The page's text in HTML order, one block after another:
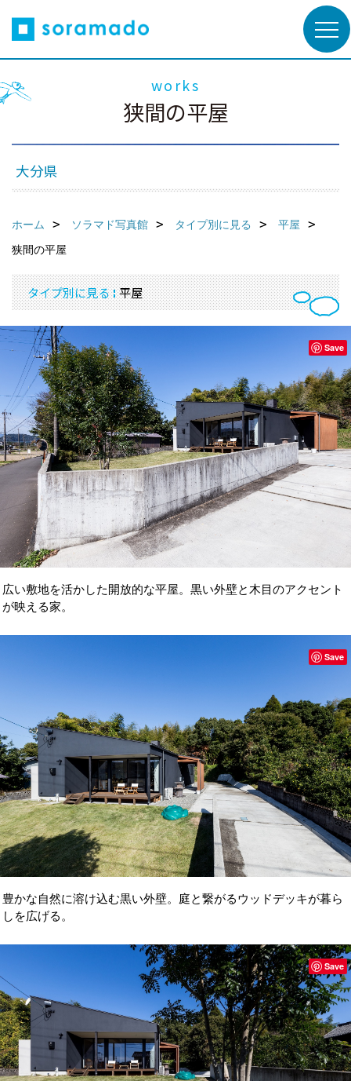
works
狭間の平屋
大分県
ホーム ソラマド写真館 タイプ別に見る
平屋
狭間の平屋
タイプ別に見る 平屋
広い敷地を活かした開放的な平屋。黒い外壁と木目のアクセント
が映える家。
Save
豊かな自然に溶け込む黒い外壁。庭と繋がるウッドデッキが暮ら
しを広げる。
Save
Save